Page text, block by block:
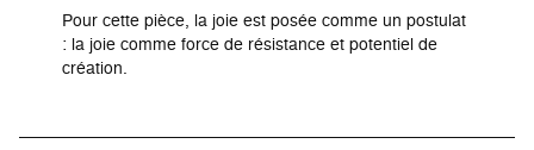
Pour cette pièce, la joie est posée comme un postulat
: la joie comme force de résistance et potentiel de
création.